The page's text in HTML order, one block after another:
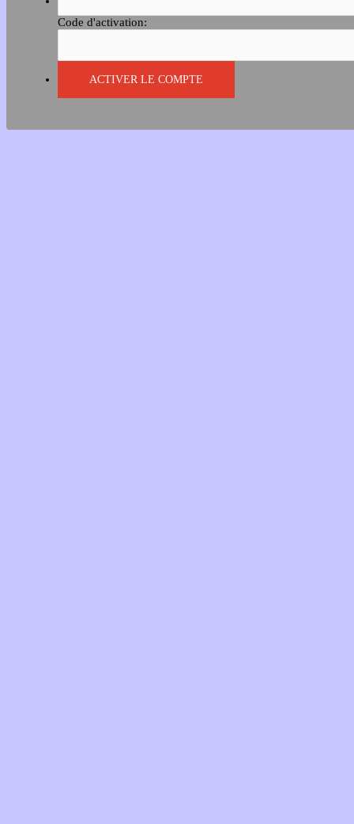
Code d'activation: